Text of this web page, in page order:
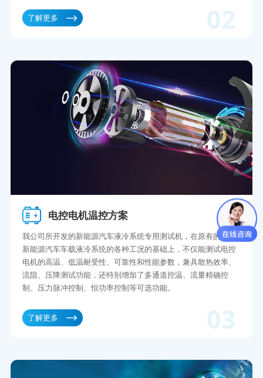
了解更多 02
电控电机温控方案
我公司所开发的新能源汽车液冷系统专用测试机，在原有的模仿
新能源汽车车载液冷系统的各种工况的基础上，不仅能测试电控
电机的高温、低温耐受性、可靠性和性能参数，兼具散热效率、
流阻、压降测试功能，还特别增加了多通道控温、流量精确控
制、压力脉冲控制、恒功率控制等可选功能。
了解更多 03